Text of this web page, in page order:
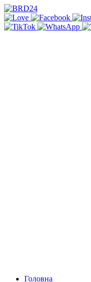
Головна